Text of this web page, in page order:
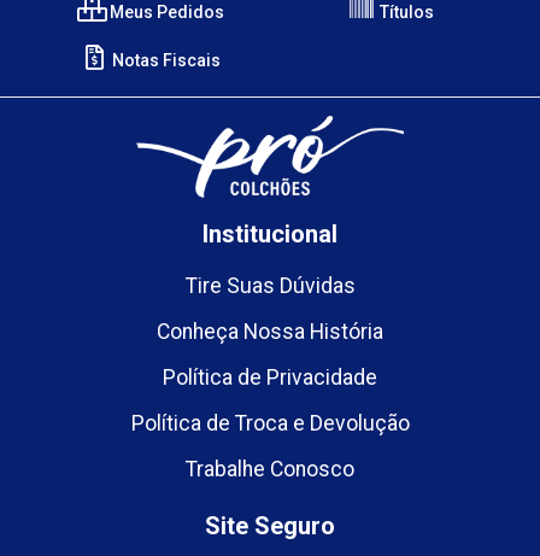
Meus Pedidos Títulos
Notas Fiscais
Institucional
Tire Suas Dúvidas
Conheça Nossa História
Política de Privacidade
Política de Troca e Devolução
Trabalhe Conosco
Site Seguro